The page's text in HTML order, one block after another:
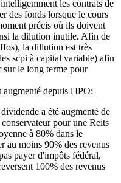
les contrats de
des fonds lorsque le cours
précis où ils doivent
la dilution inutile. Afin de
la dillution est très
scpi à capital variable) afin
sur le long terme pour
augmenté depuis l'IPO:
a été augmenté de
pour une Reits
à 80% dans le
au moins 90% des revenus
payer d'impôts fédéral,
100% des revenus